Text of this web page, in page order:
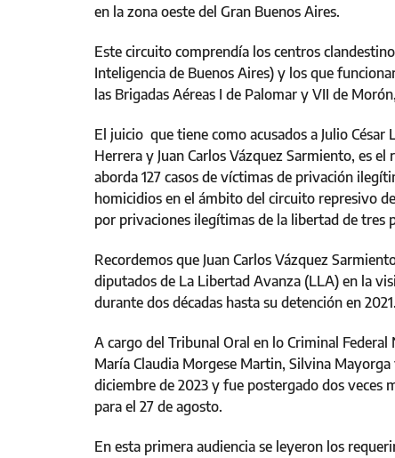
en la zona oeste del Gran Buenos Aires.
Este circuito comprendía los centros
Inteligencia de Buenos Aires) y los que
las Brigadas Aéreas I de Palomar y VII de
El juicio que tiene como acusados a Julio César
Herrera y Juan Carlos Vázquez Sarmiento, es
aborda 127 casos de víctimas de privación
homicidios en el ámbito del circuito represivo
por privaciones ilegítimas de la libertad de tres
Recordemos que Juan Carlos Vázquez
diputados de La Libertad Avanza (LLA) en la
durante dos décadas hasta su detención en 2021.
A cargo del Tribunal Oral en lo Criminal
María Claudia Morgese Martin, Silvina
diciembre de 2023 y fue postergado dos veces
para el 27 de agosto.
En esta primera audiencia se leyeron los